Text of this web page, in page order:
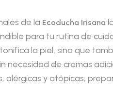
de la Ecoducha Irisana
para tu rutina de
la piel, sino que
necesidad de cremas
alérgicas y atópicas,